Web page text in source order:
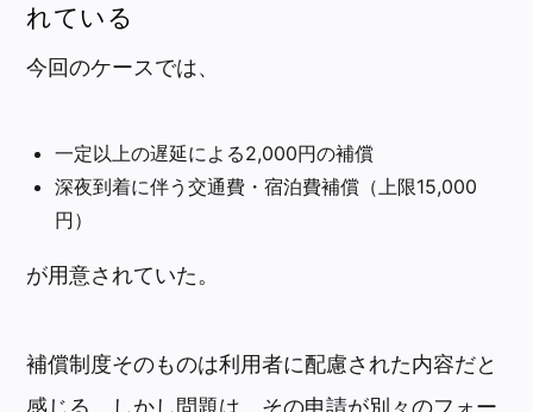
れている
今回のケースでは、
一定以上の遅延による2,000円の補償
深夜到着に伴う交通費・宿泊費補償（上限15,000
円）
が用意されていた。
補償制度そのものは利用者に配慮された内容だと